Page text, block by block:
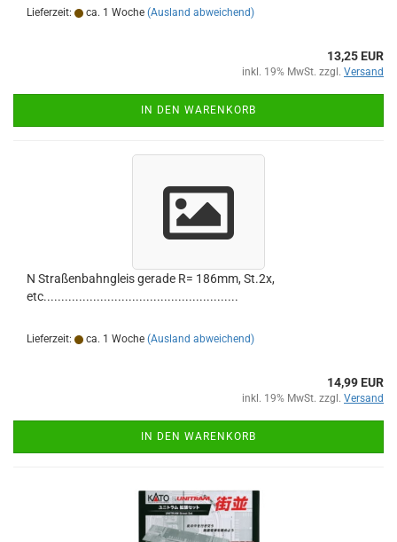
Lieferzeit: ca. 1 Woche (Ausland abweichend)
13,25 EUR
inkl. 19% MwSt. zzgl. Versand
IN DEN WARENKORB
N Straßenbahngleis gerade R= 186mm, St.2x,
etc.......................................................
Lieferzeit: ca. 1 Woche (Ausland abweichend)
14,99 EUR
inkl. 19% MwSt. zzgl. Versand
IN DEN WARENKORB